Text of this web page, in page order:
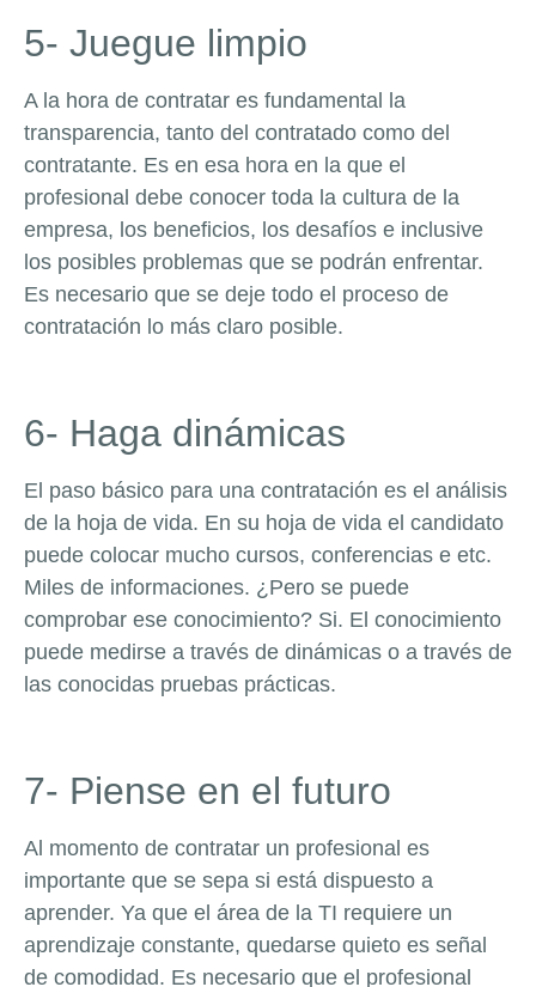
5- Juegue limpio
A la hora de contratar es fundamental la
transparencia, tanto del contratado como del
contratante. Es en esa hora en la que el
profesional debe conocer toda la cultura de la
empresa, los beneficios, los desafíos e inclusive
los posibles problemas que se podrán enfrentar.
Es necesario que se deje todo el proceso de
contratación lo más claro posible.
6- Haga dinámicas
El paso básico para una contratación es el análisis
de la hoja de vida. En su hoja de vida el candidato
puede colocar mucho cursos, conferencias e etc.
Miles de informaciones. ¿Pero se puede
comprobar ese conocimiento? Si. El conocimiento
puede medirse a través de dinámicas o a través de
las conocidas pruebas prácticas.
7- Piense en el futuro
Al momento de contratar un profesional es
importante que se sepa si está dispuesto a
aprender. Ya que el área de la TI requiere un
aprendizaje constante, quedarse quieto es señal
de comodidad. Es necesario que el profesional